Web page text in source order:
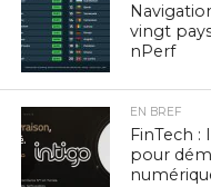
vingt
nPerf
EN BREF
FinTech :
pour